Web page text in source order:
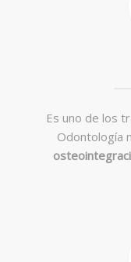
Es uno de los
Odontología